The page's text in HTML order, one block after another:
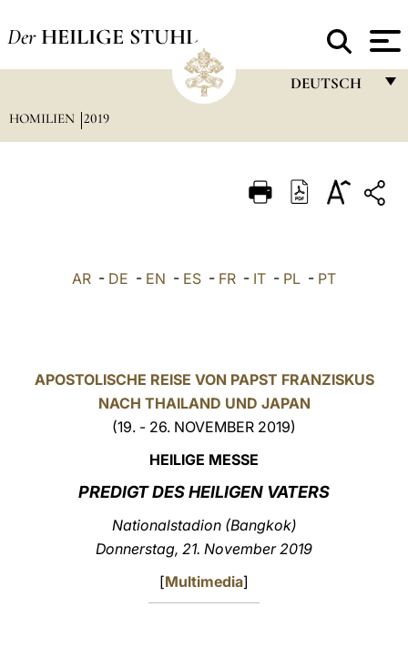
Der HEILIGE STUHL
DEUTSCH
ITALIANO
中文
LATINE
HOMILIEN 2019
AR - DE - EN - ES - FR - IT - PL - PT
APOSTOLISCHE REISE VON PAPST FRANZISKUS
NACH THAILAND UND JAPAN
(19. - 26. NOVEMBER 2019)
HEILIGE MESSE
PREDIGT DES HEILIGEN VATERS
Nationalstadion (Bangkok)
Donnerstag, 21. November 2019
[Multimedia]